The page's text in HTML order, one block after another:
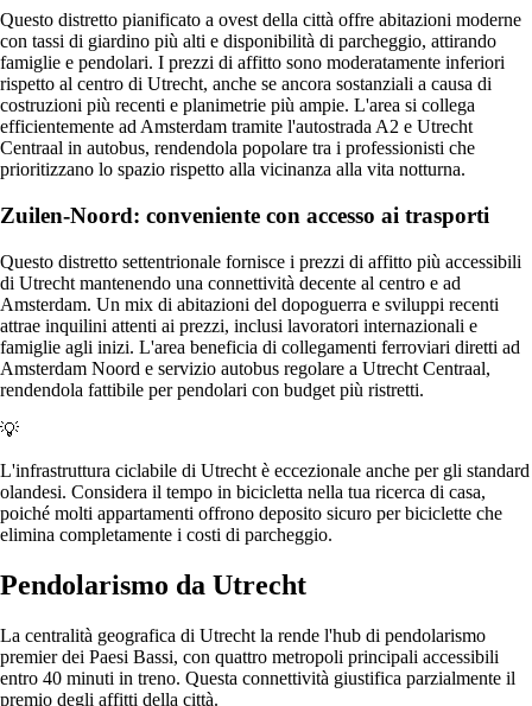
Questo distretto pianificato a ovest della città offre abitazioni moderne
con tassi di giardino più alti e disponibilità di parcheggio, attirando
famiglie e pendolari. I prezzi di affitto sono moderatamente inferiori
rispetto al centro di Utrecht, anche se ancora sostanziali a causa di
costruzioni più recenti e planimetrie più ampie. L'area si collega
efficientemente ad Amsterdam tramite l'autostrada A2 e Utrecht
Centraal in autobus, rendendola popolare tra i professionisti che
prioritizzano lo spazio rispetto alla vicinanza alla vita notturna.
Zuilen-Noord: conveniente con accesso ai trasporti
Questo distretto settentrionale fornisce i prezzi di affitto più accessibili
di Utrecht mantenendo una connettività decente al centro e ad
Amsterdam. Un mix di abitazioni del dopoguerra e sviluppi recenti
attrae inquilini attenti ai prezzi, inclusi lavoratori internazionali e
famiglie agli inizi. L'area beneficia di collegamenti ferroviari diretti ad
Amsterdam Noord e servizio autobus regolare a Utrecht Centraal,
rendendola fattibile per pendolari con budget più ristretti.
💡
L'infrastruttura ciclabile di Utrecht è eccezionale anche per gli standard
olandesi. Considera il tempo in bicicletta nella tua ricerca di casa,
poiché molti appartamenti offrono deposito sicuro per biciclette che
elimina completamente i costi di parcheggio.
Pendolarismo da Utrecht
La centralità geografica di Utrecht la rende l'hub di pendolarismo
premier dei Paesi Bassi, con quattro metropoli principali accessibili
entro 40 minuti in treno. Questa connettività giustifica parzialmente il
premio degli affitti della città.